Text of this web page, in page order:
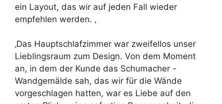
ein Layout, das wir auf jeden Fall wieder
empfehlen werden. ‚
‚Das Hauptschlafzimmer war zweifellos unser
Lieblingsraum zum Design. Von dem Moment
an, in dem der Kunde das Schumacher -
Wandgemälde sah, das wir für die Wände
vorgeschlagen hatten, war es Liebe auf den